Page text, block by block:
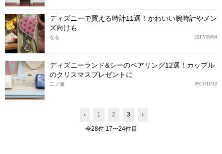
ディズニーで買える時計11選！かわいい腕時計やメン
ズ向けも
2017/09/04
なる
ディズニーランド&シーのペアリング12選！カップル
のクリスマスプレゼントに
2017/11/12
二ノ瀬
‹ 1 2 3 ›
全28件 17〜24件目